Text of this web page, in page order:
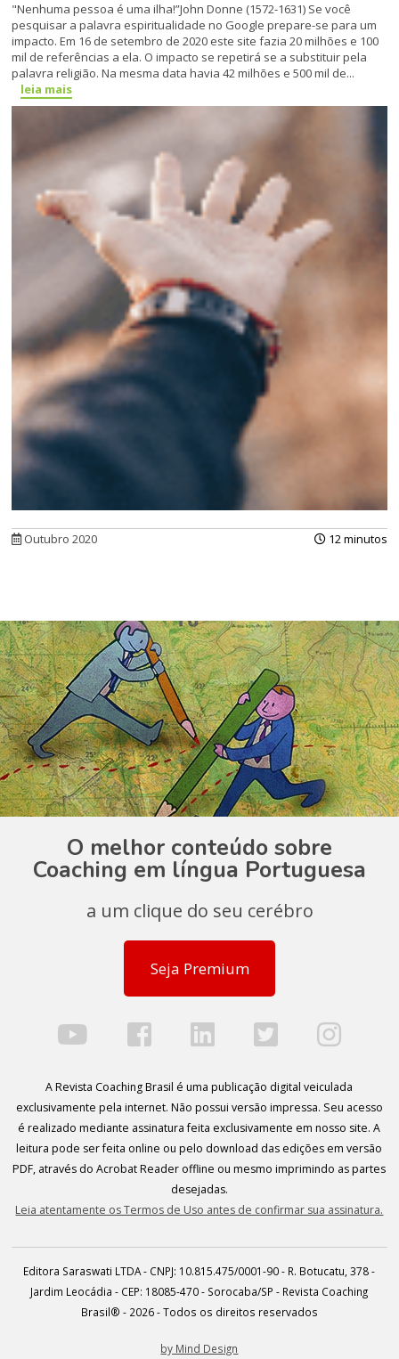
"Nenhuma pessoa é uma ilha!”John Donne (1572-1631) Se você
pesquisar a palavra espiritualidade no Google prepare-se para um
impacto. Em 16 de setembro de 2020 este site fazia 20 milhões e 100
mil de referências a ela. O impacto se repetirá se a substituir pela
palavra religião. Na mesma data havia 42 milhões e 500 mil de...
leia mais
Outubro 2020 12 minutos
O melhor conteúdo sobre
Coaching em língua Portuguesa
a um clique do seu cerébro
Seja Premium
A Revista Coaching Brasil é uma publicação digital veiculada
exclusivamente pela internet. Não possui versão impressa. Seu acesso
é realizado mediante assinatura feita exclusivamente em nosso site. A
leitura pode ser feita online ou pelo download das edições em versão
PDF, através do Acrobat Reader offline ou mesmo imprimindo as partes
desejadas.
Leia atentamente os Termos de Uso antes de confirmar sua assinatura.
Editora Saraswati LTDA - CNPJ: 10.815.475/0001-90 - R. Botucatu, 378 -
Jardim Leocádia - CEP: 18085-470 - Sorocaba/SP - Revista Coaching
Brasil® - 2026 - Todos os direitos reservados
by Mind Design